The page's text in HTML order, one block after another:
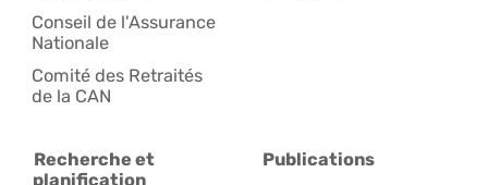
Conseil de l'Assurance
Nationale
Comité des Retraités
de la CAN
Recherche et
planification
Publications